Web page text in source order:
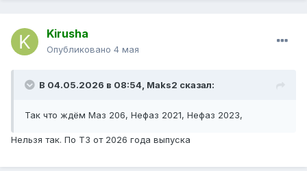
«Москва — область». Впрочем, совсем скоро и туда
поступит обновление.
«кубиков» в Москве, казалось бы, подошла к концу -
маршруты.
https://t.me/busandall/15142
Kirusha
Опубликовано 4 мая
В 04.05.2026 в 08:54, Maks2 сказал:
Так что ждём Маз 206, Нефаз 2021, Нефаз 2023,
Нельзя так. По ТЗ от 2026 года выпуска